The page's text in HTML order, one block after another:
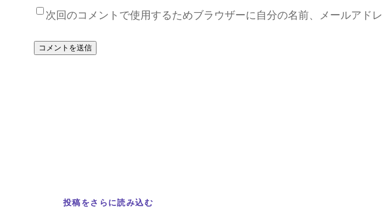
次回のコメントで使用するためブラウザーに自分の名前、メールアド
投稿をさらに読み込む